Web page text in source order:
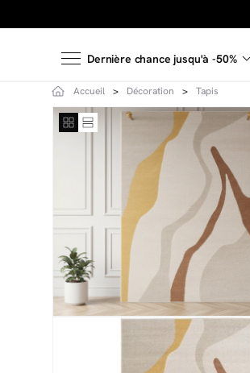
Dernière chance jusqu'à -50%
Accueil Décoration Tapis